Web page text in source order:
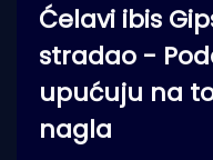
Ćelavi ibis
stradao -
upućuju na
nagla